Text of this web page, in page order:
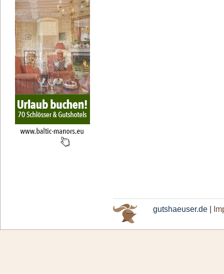
gutshaeuser.de |